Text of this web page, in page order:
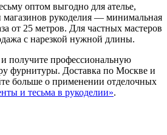
оптом выгодно для ателье,
рукоделия — минимальная
от 25 метров. Для частных мастеров
с нарезкой нужной длины.
получите профессиональную
фурнитуры. Доставка по Москве и
больше о применении отделочных
и тесьма в рукоделии».